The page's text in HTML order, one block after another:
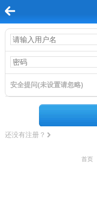
安全提问(未设置请忽略)
还没有注册？
首页